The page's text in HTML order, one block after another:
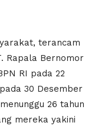
terancam
Rapala Bernomor
RI pada 22
30 Desember
26 tahun
mereka yakini